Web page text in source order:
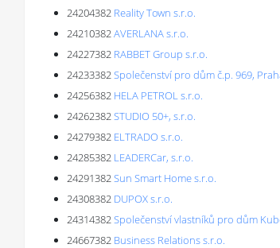
24204382 Reality Town s.r.o.
24210382AVERLANA s.r.o.
24227382 RABBET Group s.r.o.
24233382Společenství pro dům č.p. 969,
24256382 HELA PETROL s.r.o.
24262382STUDIO 50+, s.r.o.
24279382 ELTRADO s.r.o.
24285382 LEADERCar, s.r.o.
24291382Sun Smart Home s.r.o.
24308382 DUPOX s.r.o.
24314382Společenství vlastníků pro dům
24667382 Business Relations s.r.o.